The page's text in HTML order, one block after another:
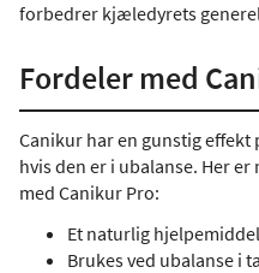
forbedrer kjæledyrets
Fordeler med
Canikur har en gunstig
hvis den er i ubalanse. Her
med Canikur Pro:
Et naturlig
Brukes ved ubalanse i